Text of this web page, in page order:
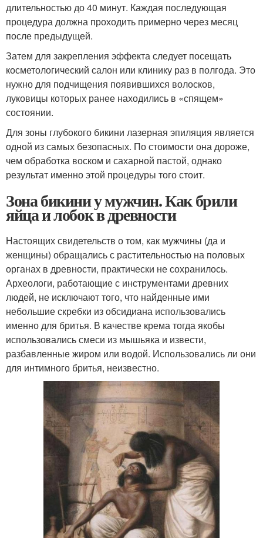
длительностью до 40 минут. Каждая последующая
процедура должна проходить примерно через месяц
после предыдущей.
Затем для закрепления эффекта следует посещать
косметологический салон или клинику раз в полгода. Это
нужно для подчищения появившихся волосков,
луковицы которых ранее находились в «спящем»
состоянии.
Для зоны глубокого бикини лазерная эпиляция является
одной из самых безопасных. По стоимости она дороже,
чем обработка воском и сахарной пастой, однако
результат именно этой процедуры того стоит.
Зона бикини у мужчин. Как брили
яйца и лобок в древности
Настоящих свидетельств о том, как мужчины (да и
женщины) обращались с растительностью на половых
органах в древности, практически не сохранилось.
Археологи, работающие с инструментами древних
людей, не исключают того, что найденные ими
небольшие скребки из обсидиана использовались
именно для бритья. В качестве крема тогда якобы
использовались смеси из мышьяка и извести,
разбавленные жиром или водой. Использовались ли они
для интимного бритья, неизвестно.